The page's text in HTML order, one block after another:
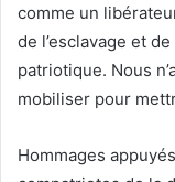
comme un
de l’esclavage et
patriotique. Nous
mobiliser pour
Hommages